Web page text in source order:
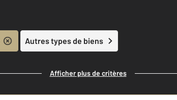
Autres types de biens
Afficher plus de critères